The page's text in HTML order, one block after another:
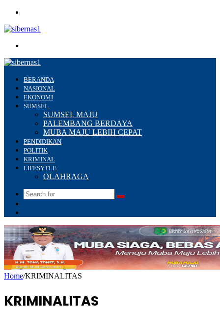
BERANDA
NASIONAL
EKONOMI
SUMSEL
SUMSEL MAJU
PALEMBANG BERDAYA
MUBA MAJU LEBIH CEPAT
PENDIDIKAN
POLITIK
KRIMINAL
LIFESYTLE
OLAHRAGA
Search
Home/KRIMINALITAS
KRIMINALITAS